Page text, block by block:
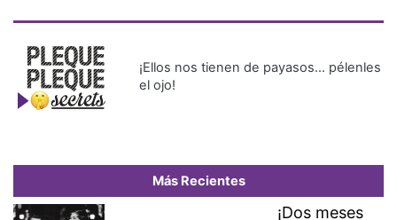
¡Ellos nos tienen de payasos… pélenles
el ojo!
Más Recientes
¡Dos meses